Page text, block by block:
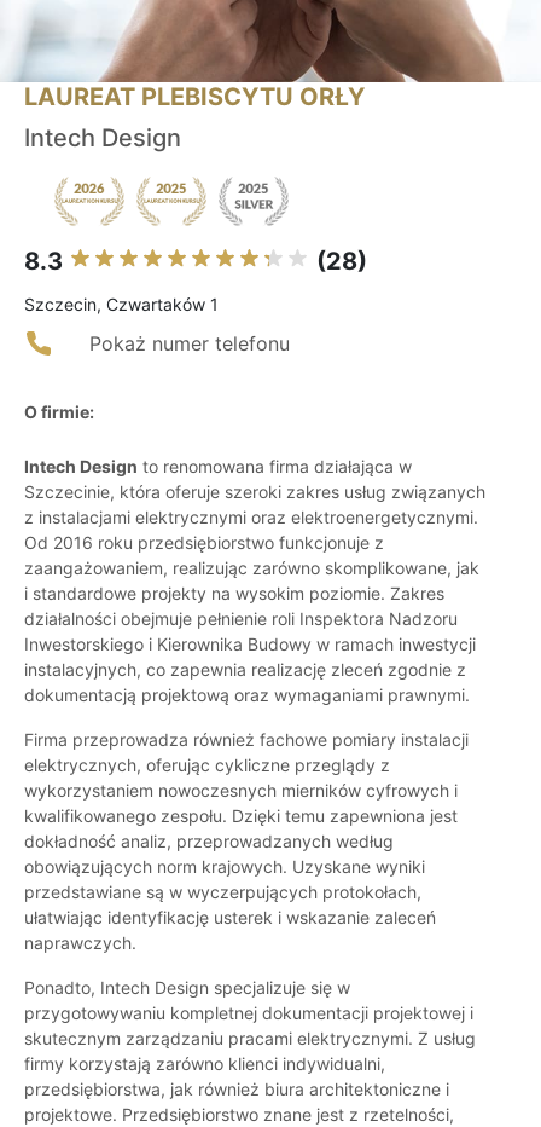
LAUREAT PLEBISCYTU ORŁY
Intech Design
8.3 (28)
Szczecin, Czwartaków 1
Pokaż numer telefonu
O firmie:
Intech Design to renomowana firma działająca w
Szczecinie, która oferuje szeroki zakres usług związanych
z instalacjami elektrycznymi oraz elektroenergetycznymi.
Od 2016 roku przedsiębiorstwo funkcjonuje z
zaangażowaniem, realizując zarówno skomplikowane, jak
i standardowe projekty na wysokim poziomie. Zakres
działalności obejmuje pełnienie roli Inspektora Nadzoru
Inwestorskiego i Kierownika Budowy w ramach inwestycji
instalacyjnych, co zapewnia realizację zleceń zgodnie z
dokumentacją projektową oraz wymaganiami prawnymi.
Firma przeprowadza również fachowe pomiary instalacji
elektrycznych, oferując cykliczne przeglądy z
wykorzystaniem nowoczesnych mierników cyfrowych i
kwalifikowanego zespołu. Dzięki temu zapewniona jest
dokładność analiz, przeprowadzanych według
obowiązujących norm krajowych. Uzyskane wyniki
przedstawiane są w wyczerpujących protokołach,
ułatwiając identyfikację usterek i wskazanie zaleceń
naprawczych.
Ponadto, Intech Design specjalizuje się w
przygotowywaniu kompletnej dokumentacji projektowej i
skutecznym zarządzaniu pracami elektrycznymi. Z usług
firmy korzystają zarówno klienci indywidualni,
przedsiębiorstwa, jak również biura architektoniczne i
projektowe. Przedsiębiorstwo znane jest z rzetelności,